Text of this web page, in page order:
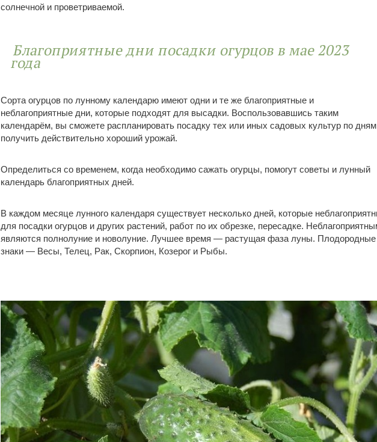
солнечной и проветриваемой.
Благоприятные дни посадки огурцов в мае 2023
года
Сорта огурцов по лунному календарю имеют одни и те же благоприятные и
неблагоприятные дни, которые подходят для высадки. Воспользовавшись таким
календарём, вы сможете распланировать посадку тех или иных садовых культур по
получить действительно хороший урожай.
Определиться со временем, когда необходимо сажать огурцы, помогут советы и лунный
календарь благоприятных дней.
В каждом месяце лунного календаря существует несколько дней, которые
для посадки огурцов и других растений, работ по их обрезке, пересадке.
являются полнолуние и новолуние. Лучшее время — растущая фаза луны. Плодородные
знаки — Весы, Телец, Рак, Скорпион, Козерог и Рыбы.